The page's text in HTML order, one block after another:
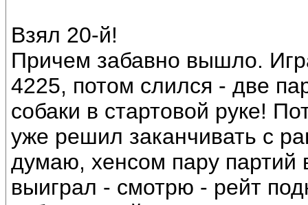
Взял 20-й!
Причем забавно вышло.
4225, потом слился - две
собаки в стартовой руке!
уже решил заканчивать с
думаю, хенсом пару партий
выиграл - смотрю - рейт